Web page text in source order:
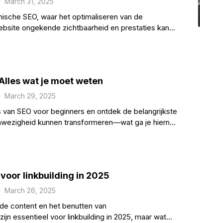
SEO, waar het optimaliseren van de
ongekende zichtbaarheid en prestaties kan
erachter.
wat je moet weten
March 29, 2025
SEO voor beginners en ontdek de belangrijkste
kunnen transformeren—wat ga je hierna
linkbuilding in 2025
March 26, 2025
content en het benutten van
essentieel voor linkbuilding in 2025, maar wat